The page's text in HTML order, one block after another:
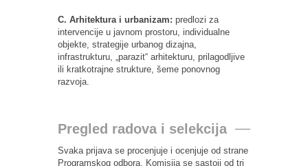
C. Arhitektura i urbanizam: predlozi za
intervencije u javnom prostoru, individualne
objekte, strategije urbanog dizajna,
infrastrukturu, „parazit“ arhitekturu, prilagodljive
ili kratkotrajne strukture, šeme ponovnog
razvoja.
Pregled radova i selekcija
Svaka prijava se procenjuje i ocenjuje od strane
Programskog odbora. Komisija se sastoji od tri